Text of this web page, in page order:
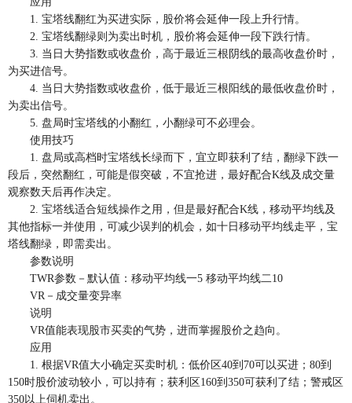
1. 宝塔线翻红为买进实际，股价将会延伸一段上升行情。
2. 宝塔线翻绿则为卖出时机，股价将会延伸一段下跌行情。
3. 当日大势指数或收盘价，高于最近三根阴线的最高收盘价时，
为买进信号。
4. 当日大势指数或收盘价，低于最近三根阳线的最低收盘价时，
为卖出信号。
5. 盘局时宝塔线的小翻红，小翻绿可不必理会。
使用技巧
1. 盘局或高档时宝塔线长绿而下，宜立即获利了结，翻绿下跌一
段后，突然翻红，可能是假突破，不宜抢进，最好配合K线及成交量
观察数天后再作决定。
2. 宝塔线适合短线操作之用，但是最好配合K线，移动平均线及
其他指标一并使用，可减少误判的机会，如十日移动平均线走平，宝
塔线翻绿，即需卖出。
参数说明
TWR参数－默认值：移动平均线一5 移动平均线二10
VR－成交量变异率
说明
VR值能表现股市买卖的气势，进而掌握股价之趋向。
应用
1. 根据VR值大小确定买卖时机：低价区40到70可以买进；80到
150时股价波动较小，可以持有；获利区160到350可获利了结；警戒区
350以上伺机卖出。